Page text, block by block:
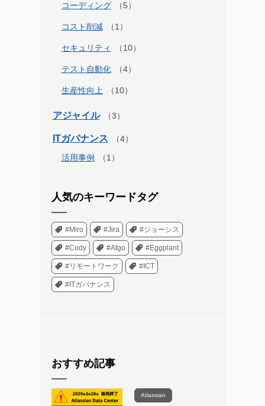
コーディング
コスト削減
セキュリティ
テスト自動化
生産性向上
アジャイル
ITガバナンス
活用事例
人気のキーワードタグ
#Miro #Jira #ジョーシス
#Cody #Atgo #Eggplant
#リモートワーク #ICT
#ITガバナンス
おすすめ記事
Atlassian